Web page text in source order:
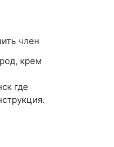
крем
где